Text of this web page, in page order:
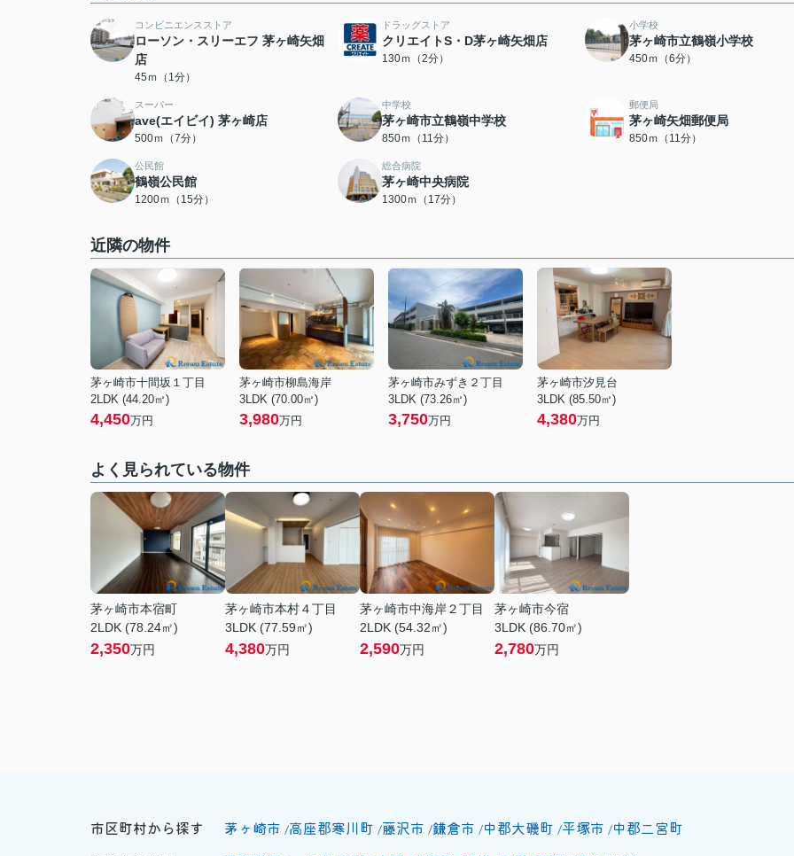
コンビニエンスストア
ローソン・スリーエフ 茅ヶ崎矢畑
店
45ｍ（1分）
ドラッグストア
クリエイトS・D茅ヶ崎矢畑店
130ｍ（2分）
小学校
茅ヶ崎市立鶴嶺小学校
450ｍ（6分）
スーパー
ave(エイビイ) 茅ヶ崎店
500ｍ（7分）
中学校
茅ヶ崎市立鶴嶺中学校
850ｍ（11分）
郵便局
茅ヶ崎矢畑郵便局
850ｍ（11分）
公民館
鶴嶺公民館
1200ｍ（15分）
総合病院
茅ヶ崎中央病院
1300ｍ（17分）
近隣の物件
茅ヶ崎市十間坂１丁目
2LDK (44.20㎡)
4,450万円
茅ヶ崎市柳島海岸
3LDK (70.00㎡)
3,980万円
茅ヶ崎市みずき２丁目
3LDK (73.26㎡)
3,750万円
茅ヶ崎市汐見台
3LDK (85.50㎡)
4,380万円
よく見られている物件
茅ヶ崎市本宿町
2LDK (78.24㎡)
2,350万円
茅ヶ崎市本村４丁目
3LDK (77.59㎡)
4,380万円
茅ヶ崎市中海岸２丁目
2LDK (54.32㎡)
2,590万円
茅ヶ崎市今宿
3LDK (86.70㎡)
2,780万円
市区町村から探す 茅ヶ崎市 高座郡寒川町 藤沢市 鎌倉市 中郡大磯町 平塚市 中郡二宮町